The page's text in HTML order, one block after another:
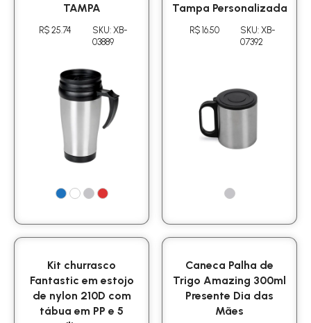
TAMPA
R$ 25.74
SKU: XB-
03889
Tampa Personalizada
R$ 16.50
SKU: XB-
07392
Kit churrasco
Fantastic em estojo
de nylon 210D com
tábua em PP e 5
Caneca Palha de
Trigo Amazing 300ml
Presente Dia das
Mães